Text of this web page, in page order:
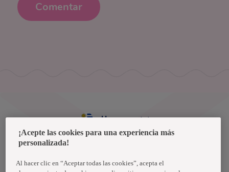
Comentar
Política de privacidad de datos
Uruguay
¡Acepte las cookies para una experiencia más
personalizada!
Al hacer clic en “Aceptar todas las cookies”, acepta el